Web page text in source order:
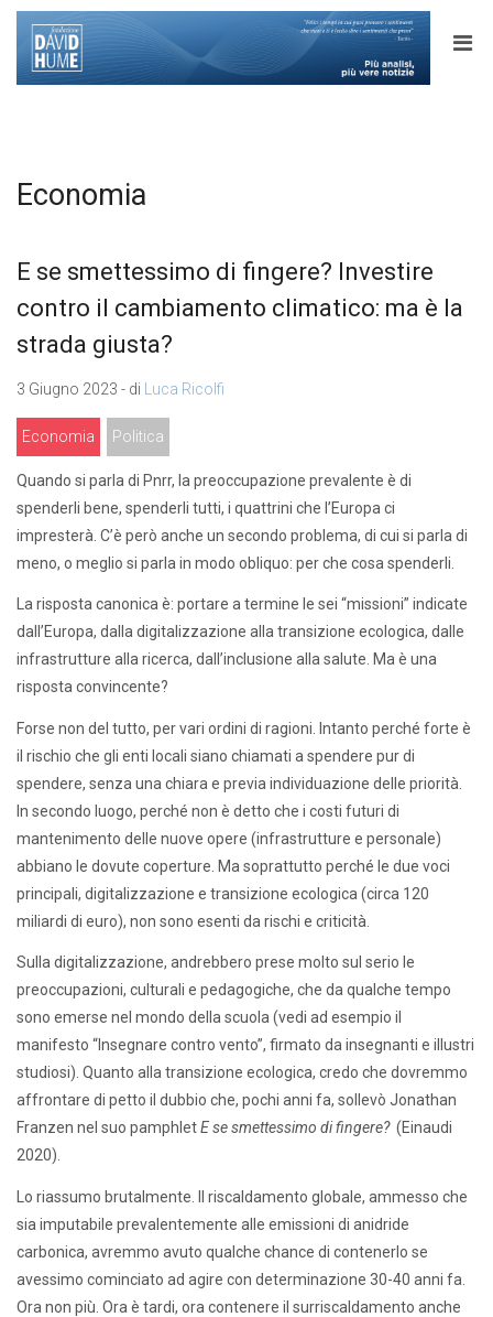
Economia
E se smettessimo di fingere? Investire
contro il cambiamento climatico: ma è la
strada giusta?
3 Giugno 2023 - di Luca Ricolfi
Economia Politica
Quando si parla di Pnrr, la preoccupazione prevalente è di
spenderli bene, spenderli tutti, i quattrini che l’Europa ci
impresterà. C’è però anche un secondo problema, di cui si parla di
meno, o meglio si parla in modo obliquo: per che cosa spenderli.
La risposta canonica è: portare a termine le sei “missioni” indicate
dall’Europa, dalla digitalizzazione alla transizione ecologica, dalle
infrastrutture alla ricerca, dall’inclusione alla salute. Ma è una
risposta convincente?
Forse non del tutto, per vari ordini di ragioni. Intanto perché forte è
il rischio che gli enti locali siano chiamati a spendere pur di
spendere, senza una chiara e previa individuazione delle priorità.
In secondo luogo, perché non è detto che i costi futuri di
mantenimento delle nuove opere (infrastrutture e personale)
abbiano le dovute coperture. Ma soprattutto perché le due voci
principali, digitalizzazione e transizione ecologica (circa 120
miliardi di euro), non sono esenti da rischi e criticità.
Sulla digitalizzazione, andrebbero prese molto sul serio le
preoccupazioni, culturali e pedagogiche, che da qualche tempo
sono emerse nel mondo della scuola (vedi ad esempio il
manifesto “Insegnare contro vento”, firmato da insegnanti e illustri
studiosi). Quanto alla transizione ecologica, credo che dovremmo
affrontare di petto il dubbio che, pochi anni fa, sollevò Jonathan
Franzen nel suo pamphletE se smettessimo di fingere?(Einaudi
2020).
Lo riassumo brutalmente. Il riscaldamento globale, ammesso che
sia imputabile prevalentemente alle emissioni di anidride
carbonica, avremmo avuto qualche chance di contenerlo se
avessimo cominciato ad agire con determinazione 30-40 anni fa.
Ora non più. Ora è tardi, ora contenere il surriscaldamento anche